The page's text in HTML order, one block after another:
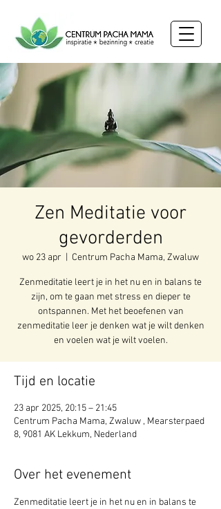
Zen Meditatie voor
gevorderden
wo 23 apr Centrum Pacha Mama, Zwaluw
Zenmeditatie leert je in het nu en in balans te
zijn, om te gaan met stress en dieper te
ontspannen. Met het beoefenen van
zenmeditatie leer je denken wat je wilt denken
en voelen wat je wilt voelen.
Tijd en locatie
23 apr 2025, 20:15 – 21:45
Centrum Pacha Mama, Zwaluw , Mearsterpaed
8, 9081 AK Lekkum, Nederland
Over het evenement
Zenmeditatie leert je in het nu en in balans te